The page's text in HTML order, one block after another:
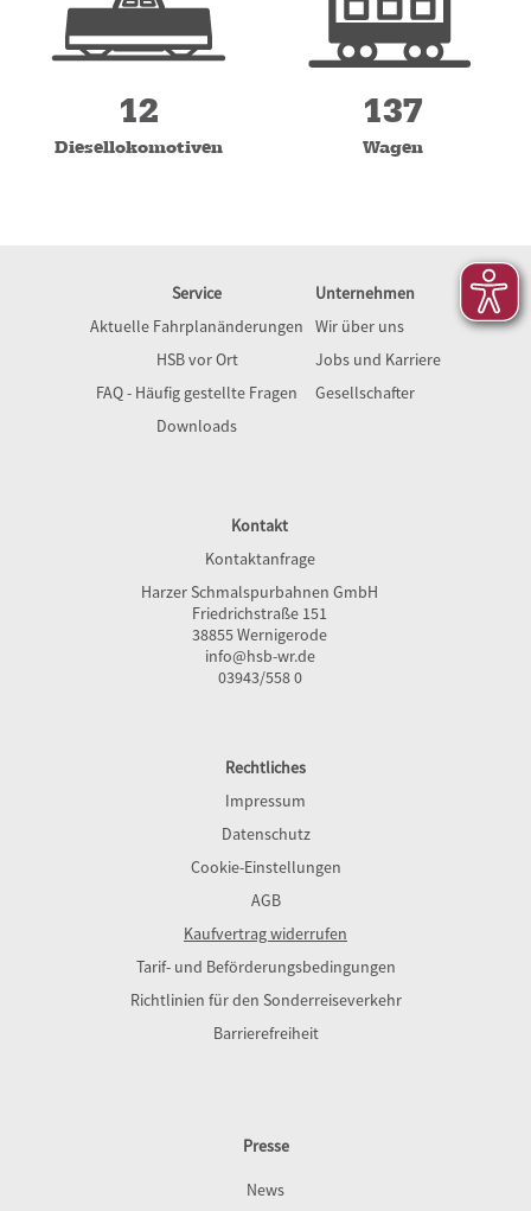
12
Diesellokomotiven
137
Wagen
Service
Aktuelle Fahrplanänderungen
HSB vor Ort
FAQ - Häufig gestellte Fragen
Downloads
Unternehmen
Wir über uns
Jobs und Karriere
Gesellschafter
Kontakt
Kontaktanfrage
Harzer Schmalspurbahnen GmbH
Friedrichstraße 151
38855 Wernigerode
info@hsb-wr.de
03943/558 0
Rechtliches
Impressum
Datenschutz
Cookie-Einstellungen
AGB
Kaufvertrag widerrufen
Tarif- und Beförderungsbedingungen
Richtlinien für den Sonderreiseverkehr
Barrierefreiheit
Presse
News